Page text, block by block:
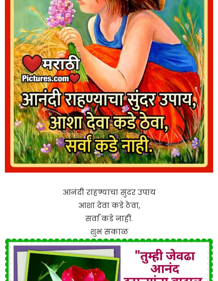
आनंदी राहण्याचा सुंदर उपाय
आशा देवा कडे ठेवा,
सर्वां कडे नाही.
शुभ सकाळ